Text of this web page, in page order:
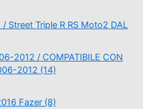
Street Triple R RS Moto2 DAL
2012 / COMPATIBILE CON
2012 (14)
Fazer (8)